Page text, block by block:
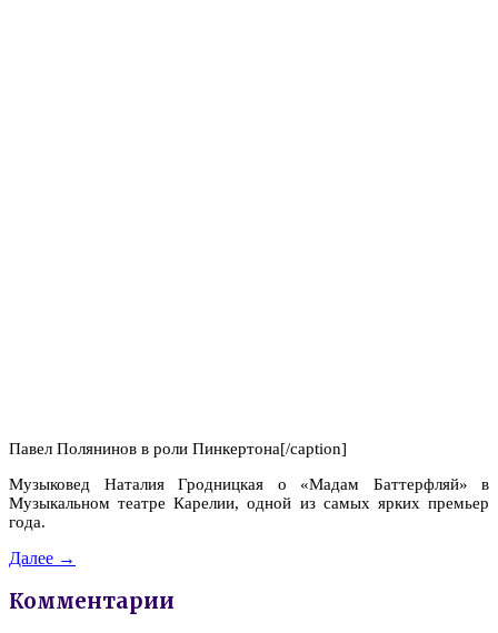
Павел Полянинов в роли Пинкертона[/caption]
Музыковед Наталия Гродницкая о «Мадам Баттерфляй» в
Музыкальном театре Карелии, одной из самых ярких премьер
года.
Далее →
Комментарии